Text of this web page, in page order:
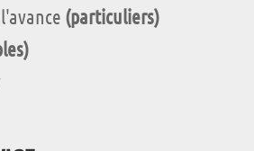
(particuliers)